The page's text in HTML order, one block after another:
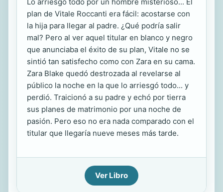
plan de Vitale Roccanti era fácil: acostarse con
la hija para llegar al padre. ¿Qué podría salir
mal? Pero al ver aquel titular en blanco y negro
que anunciaba el éxito de su plan, Vitale no se
sintió tan satisfecho como con Zara en su cama.
Zara Blake quedó destrozada al revelarse al
público la noche en la que lo arriesgó todo... y
perdió. Traicionó a su padre y echó por tierra
sus planes de matrimonio por una noche de
pasión. Pero eso no era nada comparado con el
titular que llegaría nueve meses más tarde.
Ver Libro